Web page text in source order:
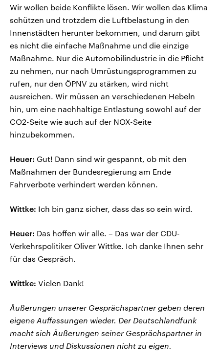
Wir wollen beide Konflikte lösen. Wir wollen das Klima
schützen und trotzdem die Luftbelastung in den
Innenstädten herunter bekommen, und darum gibt
es nicht die einfache Maßnahme und die einzige
Maßnahme. Nur die Automobilindustrie in die Pflicht
zu nehmen, nur nach Umrüstungsprogrammen zu
rufen, nur den ÖPNV zu stärken, wird nicht
ausreichen. Wir müssen an verschiedenen Hebeln
hin, um eine nachhaltige Entlastung sowohl auf der
CO2-Seite wie auch auf der NOX-Seite
hinzubekommen.
Heuer: Gut! Dann sind wir gespannt, ob mit den
Maßnahmen der Bundesregierung am Ende
Fahrverbote verhindert werden können.
Wittke: Ich bin ganz sicher, dass das so sein wird.
Heuer: Das hoffen wir alle. – Das war der CDU-
Verkehrspolitiker Oliver Wittke. Ich danke Ihnen sehr
für das Gespräch.
Wittke: Vielen Dank!
Äußerungen unserer Gesprächspartner geben deren
eigene Auffassungen wieder. Der Deutschlandfunk
macht sich Äußerungen seiner Gesprächspartner in
Interviews und Diskussionen nicht zu eigen.